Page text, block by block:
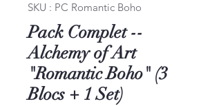
SKU : PC Romantic Boho
Pack Complet --
Alchemy of Art
"Romantic Boho" (3
Blocs + 1 Set)